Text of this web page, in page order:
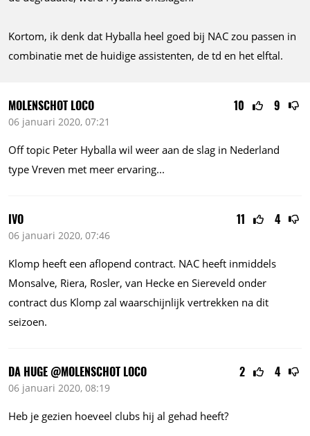
Kortom, ik denk dat Hyballa heel goed bij NAC zou passen in
combinatie met de huidige assistenten, de td en het elftal.
10 9
MOLENSCHOT LOCO
06 januari 2020, 07:21
Off topic Peter Hyballa wil weer aan de slag in Nederland
type Vreven met meer ervaring...
11 4
IVO
06 januari 2020, 07:46
Klomp heeft een aflopend contract. NAC heeft inmiddels
Monsalve, Riera, Rosler, van Hecke en Siereveld onder
contract dus Klomp zal waarschijnlijk vertrekken na dit
seizoen.
2 4
DA HUGE @MOLENSCHOT LOCO
06 januari 2020, 08:19
Heb je gezien hoeveel clubs hij al gehad heeft?